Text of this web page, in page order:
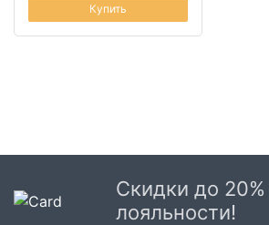
Купить
Скидки до 20%
лояльности!